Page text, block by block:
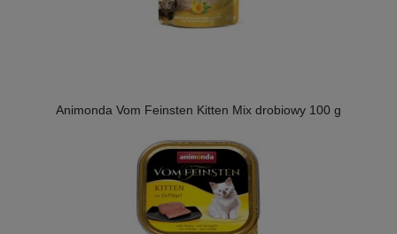
Animonda Vom Feinsten Kitten Mix drobiowy 100 g